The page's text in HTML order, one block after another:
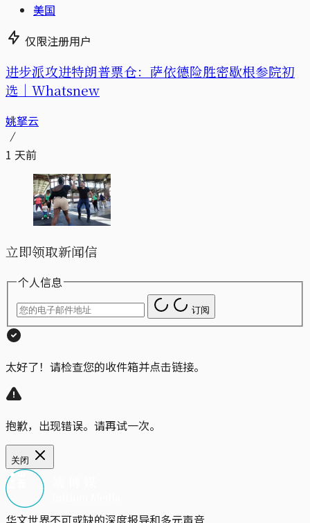
美国
仅限注册用户
进步派攻进特朗普票仓：萨依德险胜密歇根参院初
选｜Whatsnew
姚拏云
1 天前
立即领取新闻信
个人信息
订阅
太好了！请检查您的收件箱并点击链接。
抱歉，出现错误。请再试一次。
关闭
华文世界不可或缺的深度报导和多元声音